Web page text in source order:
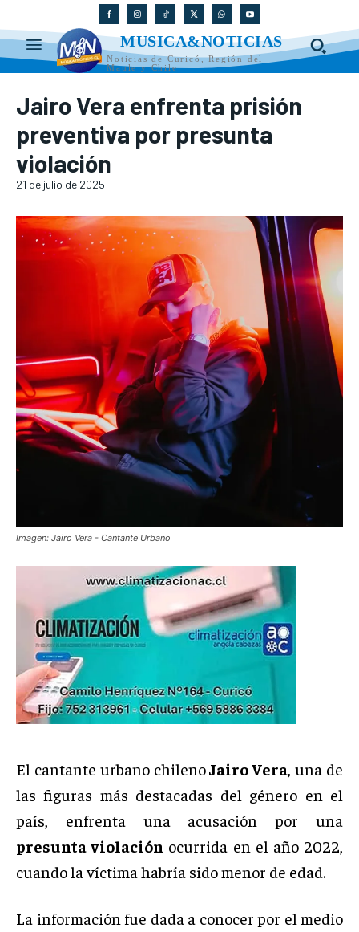
MUSICA&NOTICIAS
Noticias de Curicó, Región del
Maule y Chile
Jairo Vera enfrenta prisión
preventiva por presunta
violación
21 de julio de 2025
Imagen: Jairo Vera - Cantante Urbano
El cantante urbano chilenoJairo Vera , una de
las figuras más destacadas del género en el
país, enfrenta una acusación por una
presunta violación ocurrida en el año 2022,
cuando la víctima habría sido menor de edad.
La información fue dada a conocer por el medio